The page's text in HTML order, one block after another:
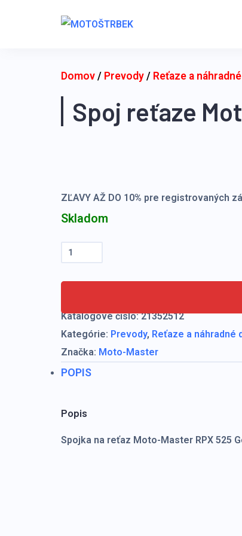
Domov / Prevody / Reťaze a
Spoj reťaze
ZĽAVY AŽ DO 10% pre registrovaných
Skladom
Spoj
Master
RPX
525
Katalógové číslo:21352512
Kategórie: Prevody, Reťaze a
Značka: Moto-Master
POPIS
Popis
Spojka na reťaz Moto-Master RPX 525